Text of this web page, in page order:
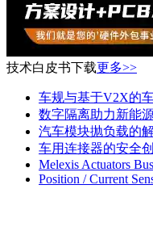
技术白皮书下载更多>>
车规与基于V2X的
数字隔离助力新能
汽车模块抛负载的
车用连接器的安全
Melexis Actuators
Position / Current